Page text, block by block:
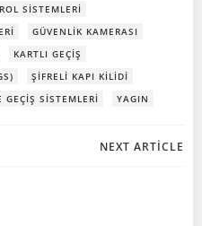
SISTEMLERI
GÜVENLIK KAMERASI
KARTLI GEÇIŞ
ŞIFRELI KAPI KILIDI
GEÇIŞ SISTEMLERI YAGIN
NEXT ARTICLE